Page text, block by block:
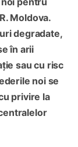
Moldova.
degradate,
în arii
sau cu risc
noi se
privire la